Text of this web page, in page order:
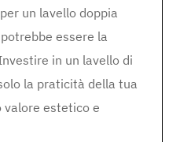
un lavello doppia
essere la
in un lavello di
la praticità della tua
valore estetico e